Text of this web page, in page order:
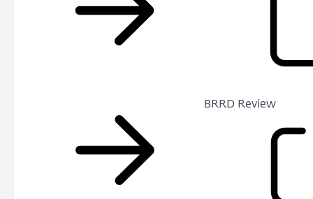
BRRD Review